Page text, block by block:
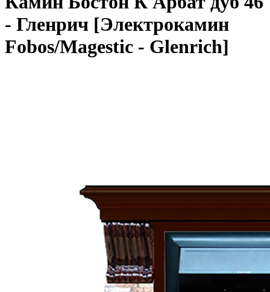
- Гленрич [Электрокамин
Fobos/Magestic - Glenrich]